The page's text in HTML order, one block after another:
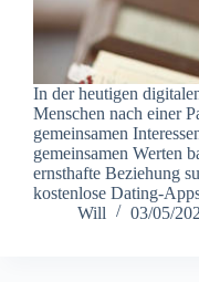
In der heutigen
Menschen nach einer
gemeinsamen
gemeinsamen Werten
ernsthafte Beziehung
kostenlose Dating-
Will
03/05/